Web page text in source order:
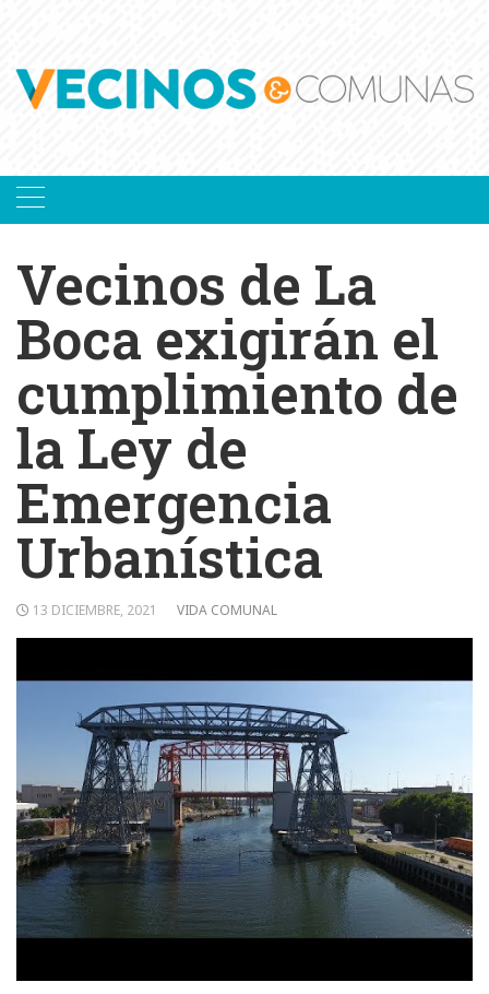
Vecinos de La
Boca exigirán el
cumplimiento de
la Ley de
Emergencia
Urbanística
13 DICIEMBRE, 2021 VIDA COMUNAL